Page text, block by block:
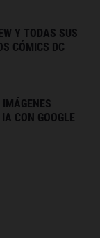
Y TODAS SUS
CÓMICS DC
CON GOOGLE